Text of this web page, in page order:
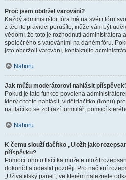
Proč jsem obdržel varování?
Každý administrátor fóra má na svém fóru
z těchto pravidel porušíte, může vám být
vědomí, že toto je rozhodnutí administrátora
společného s varováními na daném fóru.
jste obdrželi varování, kontaktujte
Nahoru
Jak můžu moderátorovi nahlásit
Pokud je tato funkce povolena
který chcete nahlásit, vidět tlačítko (ikonu)
na tlačítko se zobrazí formulář, pomocí
Nahoru
K čemu slouží tlačítko „Uložit jako
příspěvku?
Pomocí tohoto tlačítka můžete uložit
dokončit a odeslat později. Pro načtení
„Uživatelský panel“, ve kterém naleznete